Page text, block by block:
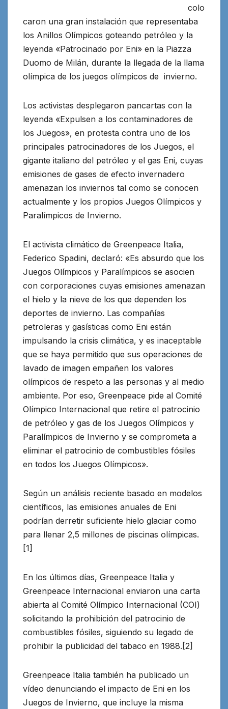
colo
caron una gran instalación que representaba
los Anillos Olímpicos goteando petróleo y la
leyenda «Patrocinado por Eni» en la Piazza
Duomo de Milán, durante la llegada de la llama
olímpica de los juegos olímpicos de invierno.
Los activistas desplegaron pancartas con la
leyenda «Expulsen a los contaminadores de
los Juegos», en protesta contra uno de los
principales patrocinadores de los Juegos, el
gigante italiano del petróleo y el gas Eni, cuyas
emisiones de gases de efecto invernadero
amenazan los inviernos tal como se conocen
actualmente y los propios Juegos Olímpicos y
Paralímpicos de Invierno.
El activista climático de Greenpeace Italia,
Federico Spadini, declaró: «Es absurdo que los
Juegos Olímpicos y Paralímpicos se asocien
con corporaciones cuyas emisiones amenazan
el hielo y la nieve de los que dependen los
deportes de invierno. Las compañías
petroleras y gasísticas como Eni están
impulsando la crisis climática, y es inaceptable
que se haya permitido que sus operaciones de
lavado de imagen empañen los valores
olímpicos de respeto a las personas y al medio
ambiente. Por eso, Greenpeace pide al Comité
Olímpico Internacional que retire el patrocinio
de petróleo y gas de los Juegos Olímpicos y
Paralímpicos de Invierno y se comprometa a
eliminar el patrocinio de combustibles fósiles
en todos los Juegos Olímpicos».
Según un análisis reciente basado en modelos
científicos, las emisiones anuales de Eni
podrían derretir suficiente hielo glaciar como
para llenar 2,5 millones de piscinas olímpicas.
[1]
En los últimos días, Greenpeace Italia y
Greenpeace Internacional enviaron una carta
abierta al Comité Olímpico Internacional (COI)
solicitando la prohibición del patrocinio de
combustibles fósiles, siguiendo su legado de
prohibir la publicidad del tabaco en 1988.[2]
Greenpeace Italia también ha publicado un
vídeo denunciando el impacto de Eni en los
Juegos de Invierno, que incluye la misma